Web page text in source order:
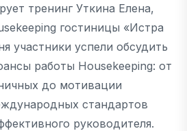
тренинг Уткина Елена,
гостиницы «Истра
участники успели обсудить
работы Housekeeping: от
до мотивации
стандартов
руководителя.